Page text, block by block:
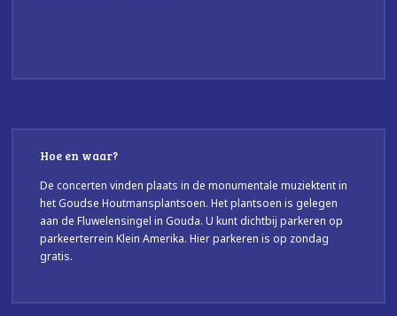
Hoe en waar?
De concerten vinden plaats in de monumentale muziektent in
het Goudse Houtmansplantsoen. Het plantsoen is gelegen
aan de Fluwelensingel in Gouda. U kunt dichtbij parkeren op
parkeerterrein Klein Amerika. Hier parkeren is op zondag
gratis.